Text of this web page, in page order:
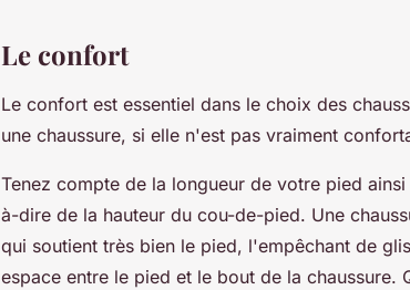
Le confort
Le confort est essentiel dans le choix des
une chaussure, si elle n'est pas vraiment
Tenez compte de la longueur de votre pied
à-dire de la hauteur du cou-de-pied. Une
qui soutient très bien le pied, l'empêchant de
espace entre le pied et le bout de la chaussure.